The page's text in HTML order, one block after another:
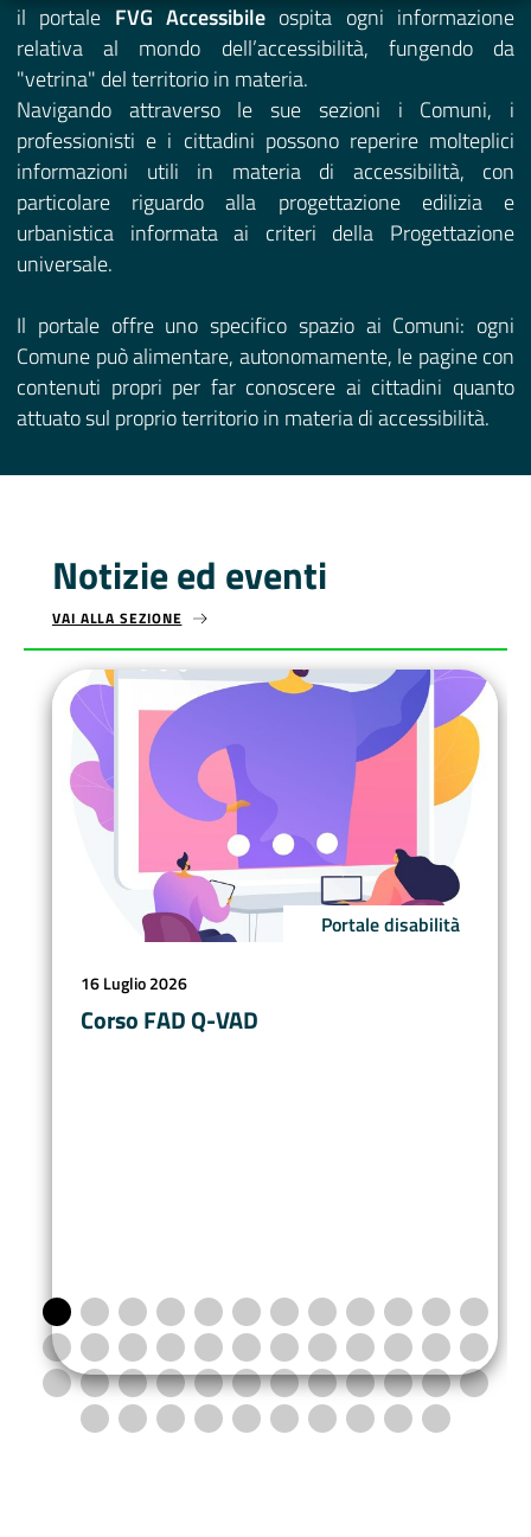
il portale FVG Accessibile ospita ogni informazione
relativa al mondo dell’accessibilità, fungendo da
"vetrina" del territorio in materia.
Navigando attraverso le sue sezioni i Comuni, i
professionisti e i cittadini possono reperire molteplici
informazioni utili in materia di accessibilità, con
particolare riguardo alla progettazione edilizia e
urbanistica informata ai criteri della Progettazione
universale.
Il portale offre uno specifico spazio ai Comuni: ogni
Comune può alimentare, autonomamente, le pagine con
contenuti propri per far conoscere ai cittadini quanto
attuato sul proprio territorio in materia di accessibilità.
Notizie ed eventi
VAI ALLA SEZIONE
NOTIZIE ED EVENTI
Portale disabilità
16 Luglio 2026
Corso FAD Q-VAD